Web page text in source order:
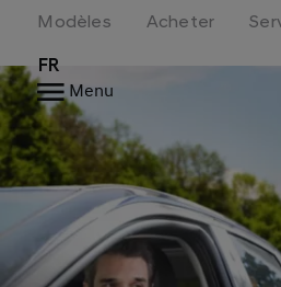
Modèles Acheter
FR
Menu